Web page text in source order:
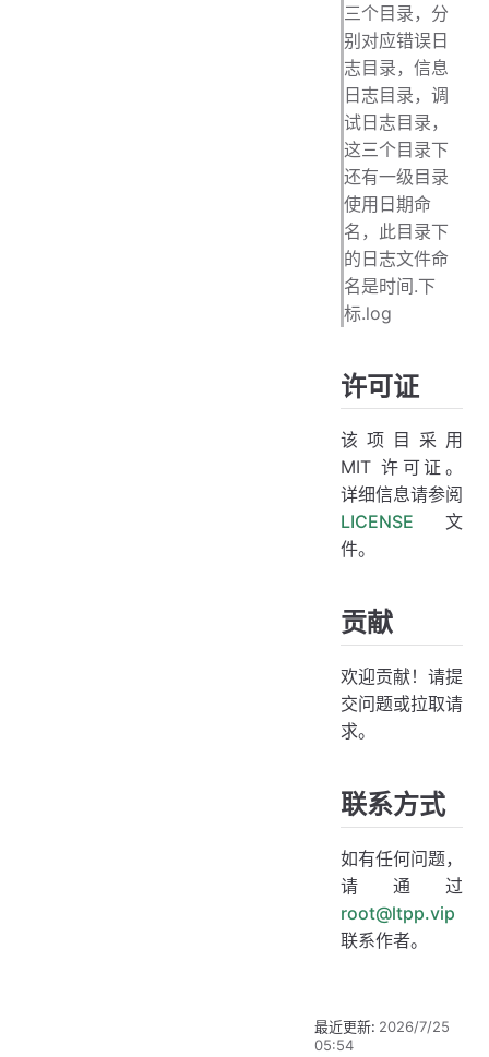
三个目录，分
别对应错误日
志目录，信息
日志目录，调
试日志目录，
这三个目录下
还有一级目录
使用日期命
名，此目录下
的日志文件命
名是时间.下
标.log
许可证
该项目采用
MIT 许可证。
详细信息请参阅
LICENSE 文
件。
贡献
欢迎贡献！请提
交问题或拉取请
求。
联系方式
如有任何问题，
请通过
root@ltpp.vip
联系作者。
最近更新: 2026/7/25
05:54